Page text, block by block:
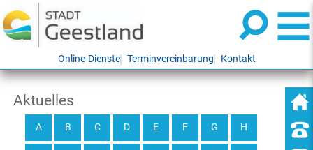
Online-Dienste Terminvereinbarung Kontakt
Aktuelles
A B C D E F G H